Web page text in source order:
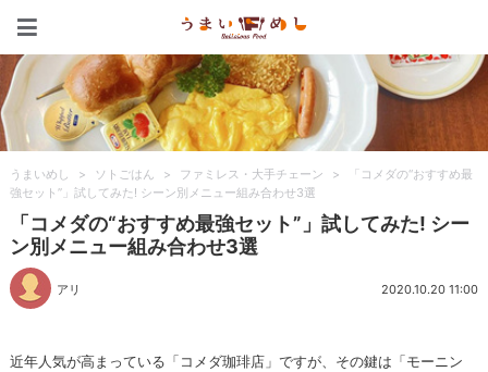
うまいめし > ソトごはん > ファミレス・大手チェーン >
「コメダの“おすすめ最
強セット”」試してみた! シーン別メニュー組み合わせ3選
「コメダの“おすすめ最強セット”」試してみた! シー
ン別メニュー組み合わせ3選
アリ 2020.10.20 11:00
近年人気が高まっている「コメダ珈琲店」ですが、その鍵は「モーニン